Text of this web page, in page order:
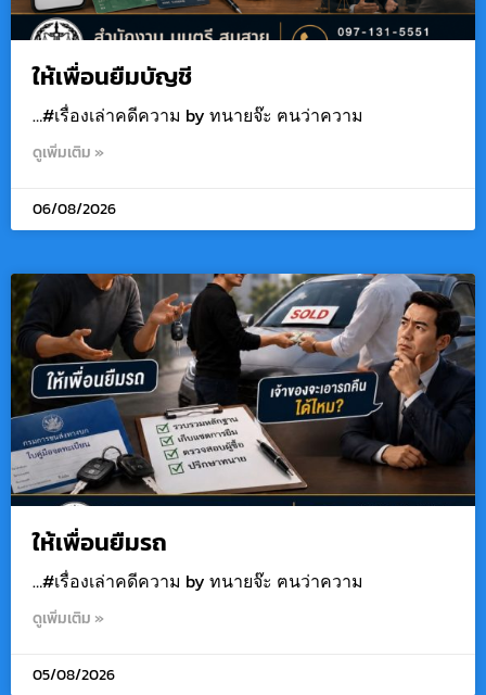
ให้เพื่อนยืมบัญชี
…#เรื่องเล่าคดีความ by ทนายจ๊ะ ฅนว่าความ
ดูเพิ่มเติม »
06/08/2026
ให้เพื่อนยืมรถ
…#เรื่องเล่าคดีความ by ทนายจ๊ะ ฅนว่าความ
ดูเพิ่มเติม »
05/08/2026